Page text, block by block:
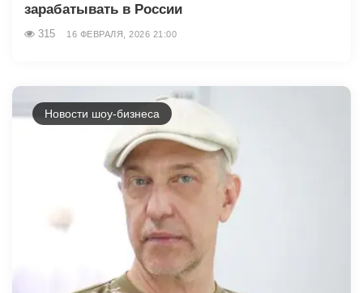
зарабатывать в России
315 16 ФЕВРАЛЯ, 2026 21:00
Новости шоу-бизнеса